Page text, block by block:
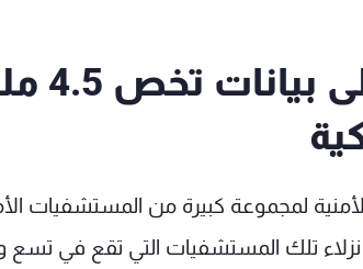
لمجموعة كبيرة من المستشفيات
تلك المستشفيات التي تقع في تسع